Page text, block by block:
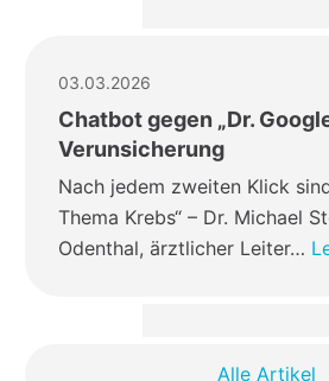
03.03.2026
Chatbot gegen „Dr.
Verunsicherung
Nach jedem zweiten Klick
Thema Krebs“ – Dr. Michael
Odenthal, ärztlicher Leiter…
Alle Artikel